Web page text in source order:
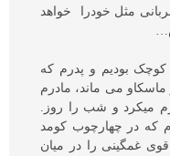
مثل خودرا خواهد
بودیم و پدرم که
می ماند، مادرم
میکرد و شب را روز.
که در چهارچوب کومد
غمگینی را در میان